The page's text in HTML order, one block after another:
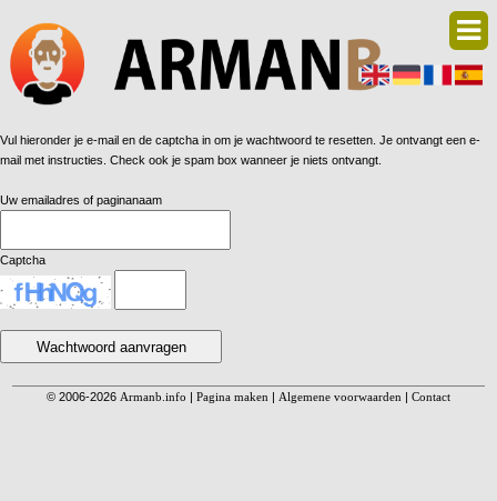
Vul hieronder je e-mail en de captcha in om je wachtwoord te resetten. Je ontvangt een e-
mail met instructies. Check ook je spam box wanneer je niets ontvangt.
Uw emailadres of paginanaam
Captcha
© 2006-2026 Armanb.info | Pagina maken | Algemene voorwaarden | Contact